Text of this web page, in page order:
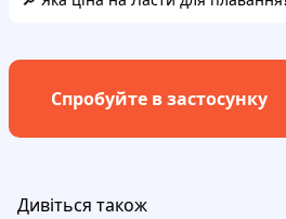
Спробуйте в застосунку
Дивіться також